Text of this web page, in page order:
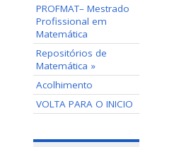
PROFMAT– Mestrado
Profissional em
Matemática
Repositórios de
Matemática »
Acolhimento
VOLTA PARA O INICIO